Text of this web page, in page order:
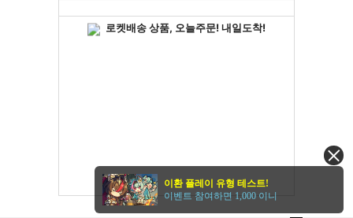
이환 플레이 유형 테스트!
이벤트 참여하면 1,000 이니